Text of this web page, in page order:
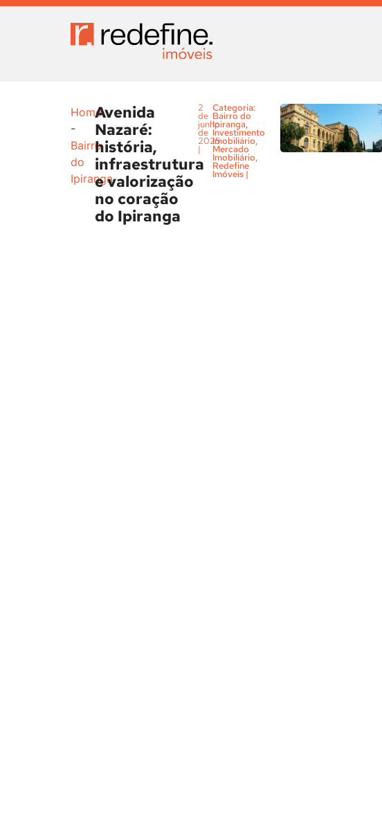
Home
-
Bairro
do
Ipiranga
Avenida
Nazaré:
história,
infraestrutura
e valorização
no coração
do Ipiranga
2
de
junho
de
2025
|
Categoria:
Bairro do
Ipiranga,
Investimento
Imobiliário,
Mercado
Imobiliário,
Redefine
Imóveis |